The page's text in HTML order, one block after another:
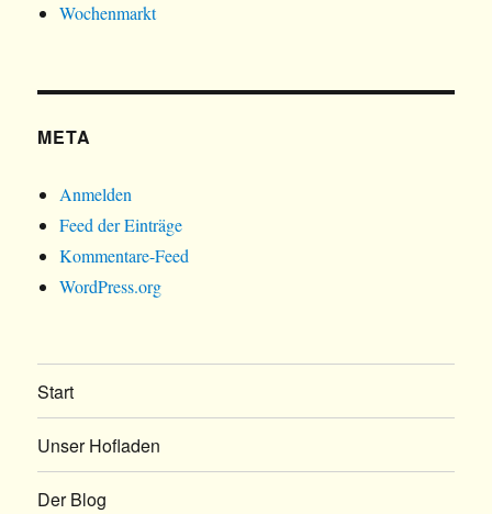
Wochenmarkt
META
Anmelden
Feed der Einträge
Kommentare-Feed
WordPress.org
Start
Unser Hofladen
Der Blog